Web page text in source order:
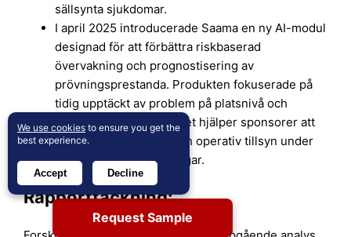
sällsynta sjukdomar.
I april 2025 introducerade Saama en ny AI-modul
designad för att förbättra riskbaserad
övervakning och prognostisering av
prövningsprestanda. Produkten fokuserade på
tidig upptäckt av problem på platsnivå och
protokollavvikelser, vilket hjälper sponsorer att
förbättra efterlevnad och operativ tillsyn under
fas II och fas III-prövningar.
Rapporttäckning:
Request Sample
We use cookies to ensure you get the
best experience.
Accept Decline